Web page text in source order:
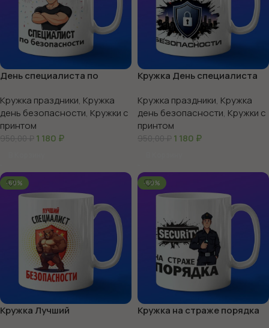
День специалиста по
Кружка праздники, Кружка
день безопасности, Кружки с
принтом
950,00₽ 1 180 ₽
Кружка День специалиста
Кружка праздники, Кружка
день безопасности, Кружки с
принтом
950,00₽ 1 180 ₽
-60%
Кружка Лучший
-60%
Кружка на страже порядка